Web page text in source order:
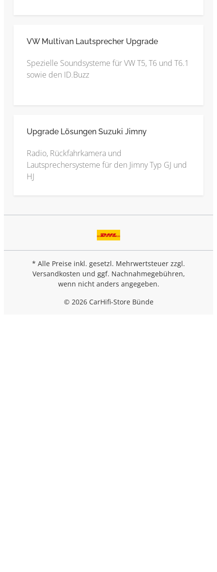
VW Multivan Lautsprecher Upgrade
Spezielle Soundsysteme für VW T5, T6 und T6.1
sowie den ID.Buzz
Upgrade Lösungen Suzuki Jimny
Radio, Rückfahrkamera und
Lautsprechersysteme für den Jimny Typ GJ und
HJ
* Alle Preise inkl. gesetzl. Mehrwertsteuer zzgl.
Versandkosten und ggf. Nachnahmegebühren,
wenn nicht anders angegeben.
© 2026 CarHifi-Store Bünde